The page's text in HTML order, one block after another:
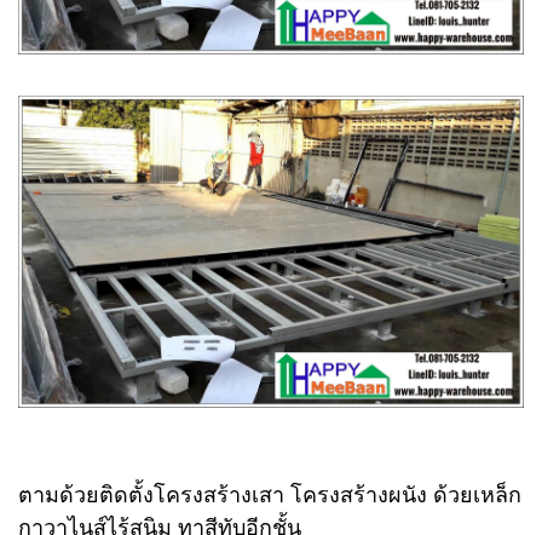
ตามด้วยติดตั้งโครงสร้างเสา โครงสร้างผนัง ด้วยเหล็ก
กาวาไนส์ไร้สนิม ทาสีทับอีกชั้น